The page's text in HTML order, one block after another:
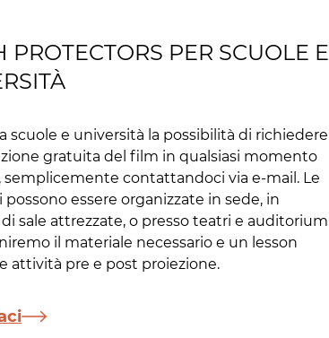
PROTECTORS PER SCUOLE E
scuole e università la possibilità di richiedere
gratuita del film in qualsiasi momento
semplicemente contattandoci via e-mail. Le
possono essere organizzate in sede, in
sale attrezzate, o presso teatri e auditorium
il materiale necessario e un lesson
attività pre e post proiezione.